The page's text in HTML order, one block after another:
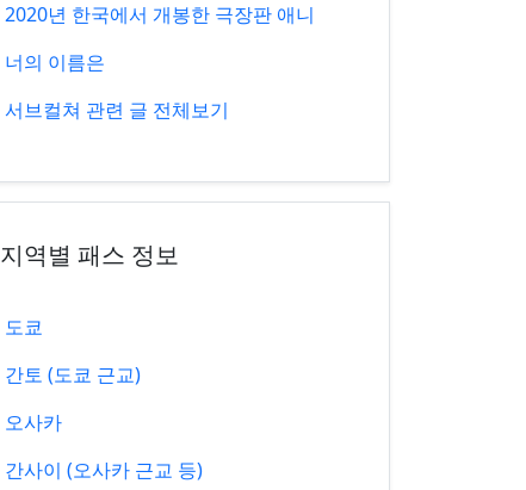
2020년 한국에서 개봉한 극장판 애니
너의 이름은
서브컬쳐 관련 글 전체보기
지역별 패스 정보
도쿄
간토 (도쿄 근교)
오사카
간사이 (오사카 근교 등)